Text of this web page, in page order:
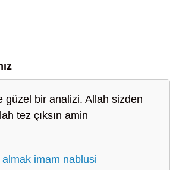
güzel bir analizi. Allah sizden
tez çıksın amin
imam nablusi